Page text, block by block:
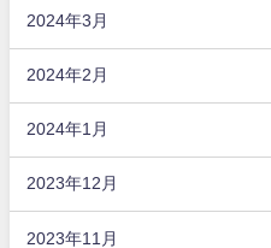
2024年3月
2024年2月
2024年1月
2023年12月
2023年11月